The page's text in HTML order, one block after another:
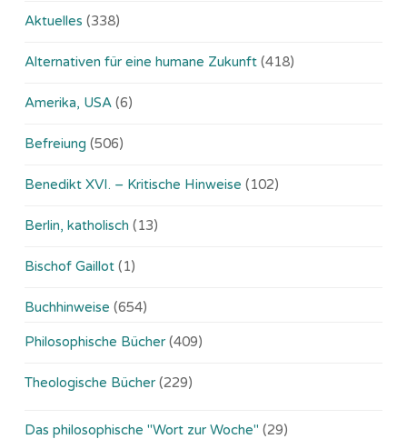
Aktuelles (338)
Alternativen für eine humane Zukunft (418)
Amerika, USA (6)
Befreiung (506)
Benedikt XVI. – Kritische Hinweise (102)
Berlin, katholisch (13)
Bischof Gaillot (1)
Buchhinweise (654)
Philosophische Bücher (409)
Theologische Bücher (229)
Das philosophische "Wort zur Woche" (29)